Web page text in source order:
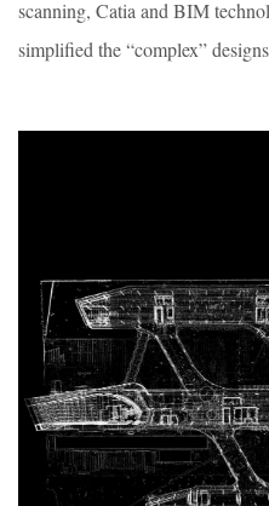
scanning, Catia and BIM
simplified the “complex” designs